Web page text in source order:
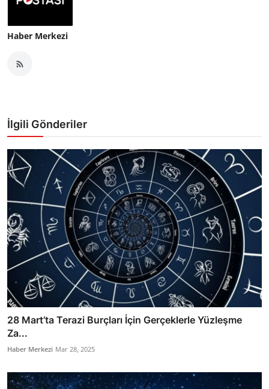
Haber Merkezi
İlgili Gönderiler
28 Mart’ta Terazi Burçları İçin Gerçeklerle Yüzleşme
Za...
Haber Merkezi Mar 28, 2025